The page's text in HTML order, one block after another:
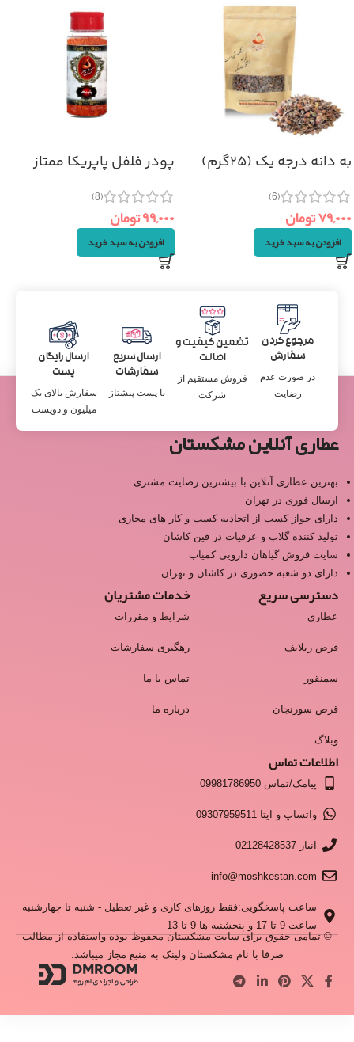
به دانه درجه یک (۲۵گرم)
(6)
۷۹,۰۰۰تومان
افزودن به سبد خرید
پودر فلفل پاپریکا ممتاز
(8)
۹۹,۰۰۰تومان
افزودن به سبد خرید
مرجوع کردن
سفارش
در صورت عدم
رضایت
تضمین کیفیت و
اصالت
فروش مستقیم از
شرکت
ارسال سریع
سفارشات
با پست پیشتاز
ارسال رایگان
پست
سفارش بالای یک
میلیون و دویست
عطاری آنلاین مشکستان
بهترین عطاری آنلاین با بیشترین رضایت مشتری
ارسال فوری در تهران
دارای جواز کسب از اتحادیه کسب و کار های مجازی
تولید کننده گلاب و عرقیات در فین کاشان
سایت فروش گیاهان دارویی کمیاب
دارای دو شعبه حضوری در کاشان و تهران
دسترسی سریع
عطاری
قرص ریلایف
سمنقور
قرص سورنجان
وبلاگ
خدمات مشتریان
شرایط و مقررات
رهگیری سفارشات
تماس با ما
درباره ما
اطلاعات تماس
پیامک/تماس 09981786950
واتساپ و ایتا 09307959511
انبار 02128428537
info@moshkestan.com
ساعت پاسخگویی:فقط روزهای کاری و غیر تعطیل - شنبه تا چهارشنبه
ساعت 9 تا 17 و پنجشنبه ها 9 تا 13
© تمامی حقوق برای سایت مشکستان محفوظ بوده واستفاده از مطالب
صرفا با نام مشکستان ولینک به منبع مجاز میباشد.